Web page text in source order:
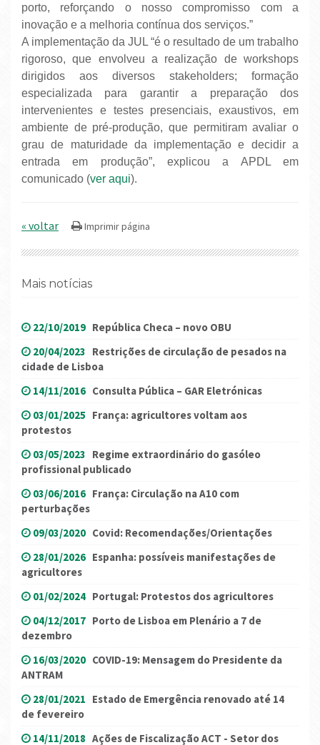
porto, reforçando o nosso compromisso com a
inovação e a melhoria contínua dos serviços.”
A implementação da JUL “é o resultado de um trabalho
rigoroso, que envolveu a realização de workshops
dirigidos aos diversos stakeholders; formação
especializada para garantir a preparação dos
intervenientes e testes presenciais, exaustivos, em
ambiente de pré-produção, que permitiram avaliar o
grau de maturidade da implementação e decidir a
entrada em produção”, explicou a APDL em
comunicado (ver aqui).
« voltar
Mais notícias
22/10/2019 República Checa – novo OBU
20/04/2023 Restrições de circulação de pesados na
cidade de Lisboa
14/11/2016 Consulta Pública – GAR Eletrónicas
03/01/2025 França: agricultores voltam aos
protestos
03/05/2023 Regime extraordinário do gasóleo
profissional publicado
03/06/2016 França: Circulação na A10 com
perturbações
09/03/2020 Covid: Recomendações/Orientações
28/01/2026 Espanha: possíveis manifestações de
agricultores
01/02/2024 Portugal: Protestos dos agricultores
04/12/2017 Porto de Lisboa em Plenário a 7 de
dezembro
16/03/2020 COVID-19: Mensagem do Presidente da
ANTRAM
28/01/2021 Estado de Emergência renovado até 14
de fevereiro
14/11/2018 Ações de Fiscalização ACT - Setor dos